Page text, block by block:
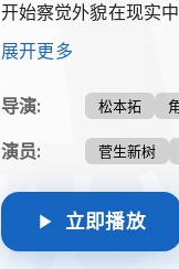
开始察觉外貌在现实
关系的平衡。
展开更多
导演: 松本拓
演员: 菅生新树
立即播放